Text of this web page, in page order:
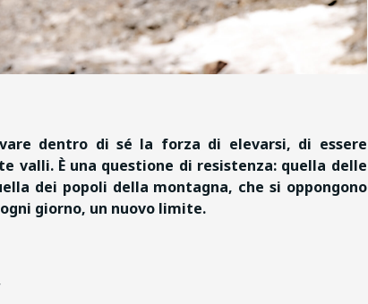
dentro di sé la forza di elevarsi, di essere
valli. È una questione di resistenza: quella delle
dei popoli della montagna, che si oppongono
giorno, un nuovo limite.